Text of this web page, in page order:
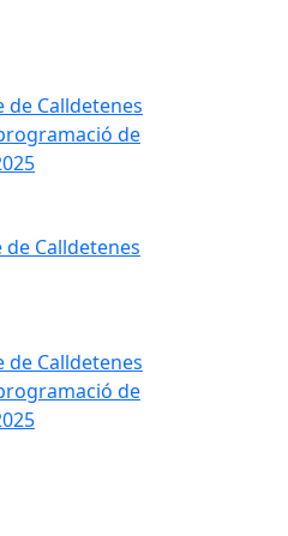
Calldetenes presenta la
Calldetenes